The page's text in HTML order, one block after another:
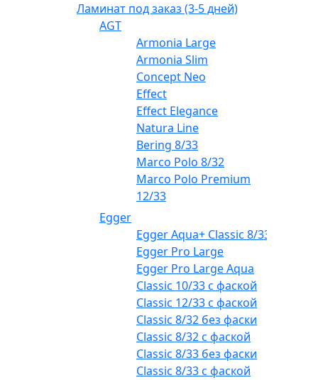
Ламинат под заказ (3-5 дней)
AGT
Armonia Large
Armonia Slim
Concept Neo
Effect
Effect Elegance
Natura Line
Bering 8/33
Marco Polo 8/32
Marco Polo Premium
12/33
Egger
Egger Aqua+ Classic 8/33
Egger Pro Large
Egger Pro Large Aqua
Classic 10/33 с фаской
Classic 12/33 с фаской
Classic 8/32 без фаски
Classic 8/32 с фаской
Classic 8/33 без фаски
Classic 8/33 с фаской